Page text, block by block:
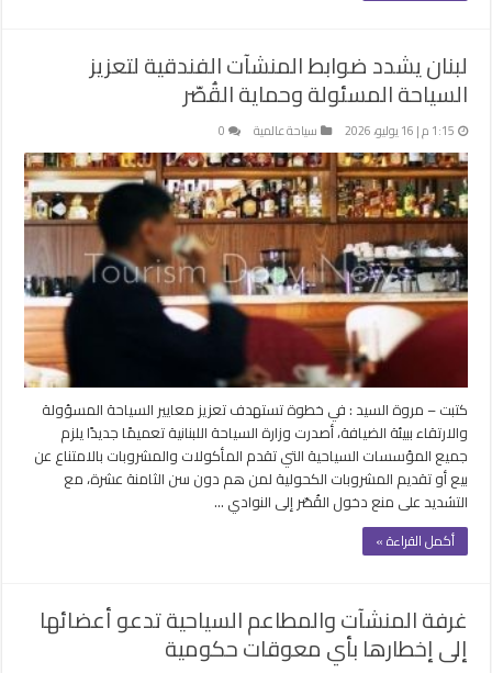
لبنان يشدد ضوابط المنشآت الفندقية لتعزيز
السياحة المسئولة وحماية القُصّر
1:15 م | 16 يوليو، 2026 سياحة عالمية 0
كتبت – مروة السيد : في خطوة تستهدف تعزيز معايير السياحة المسؤولة
والارتقاء ببيئة الضيافة، أصدرت وزارة السياحة اللبنانية تعميمًا جديدًا يلزم
جميع المؤسسات السياحية التي تقدم المأكولات والمشروبات بالامتناع عن
بيع أو تقديم المشروبات الكحولية لمن هم دون سن الثامنة عشرة، مع
التشديد على منع دخول القُصّر إلى النوادي …
أكمل القراءة »
غرفة المنشآت والمطاعم السياحية تدعو أعضائها
إلى إخطارها بأي معوقات حكومية